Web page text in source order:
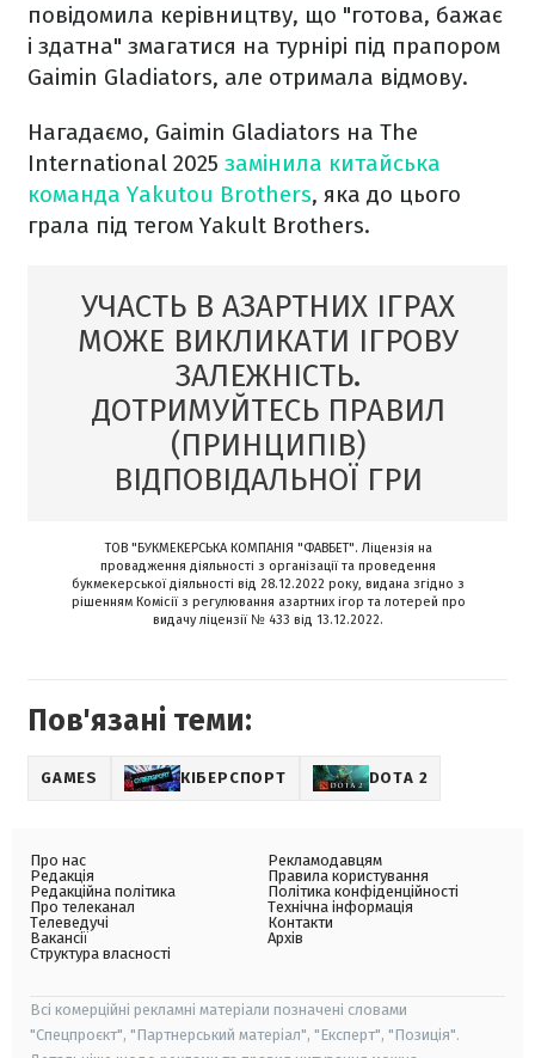
повідомила керівництву, що "готова, бажає
і здатна" змагатися на турнірі під прапором
Gaimin Gladiators, але отримала відмову.
Нагадаємо, Gaimin Gladiators на The
International 2025 замінила китайська
команда Yakutou Brothers, яка до цього
грала під тегом Yakult Brothers.
УЧАСТЬ В АЗАРТНИХ ІГРАХ
МОЖЕ ВИКЛИКАТИ ІГРОВУ
ЗАЛЕЖНІСТЬ.
ДОТРИМУЙТЕСЬ ПРАВИЛ
(ПРИНЦИПІВ)
ВІДПОВІДАЛЬНОЇ ГРИ
ТОВ "БУКМЕКЕРСЬКА КОМПАНІЯ "ФАВБЕТ". Ліцензія на
провадження діяльності з організації та проведення
букмекерської діяльності від 28.12.2022 року, видана згідно з
рішенням Комісії з регулювання азартних ігор та лотерей про
видачу ліцензії № 433 від 13.12.2022.
Пов'язані теми:
GAMES КІБЕРСПОРТ DOTA 2
Про нас
Редакція
Редакційна політика
Про телеканал
Телеведучі
Вакансії
Структура власності
Рекламодавцям
Правила користування
Політика конфіденційності
Технічна інформація
Контакти
Архів
Всі комерційні рекламні матеріали позначені словами
"Спецпроєкт", "Партнерський матеріал", "Експерт", "Позиція".